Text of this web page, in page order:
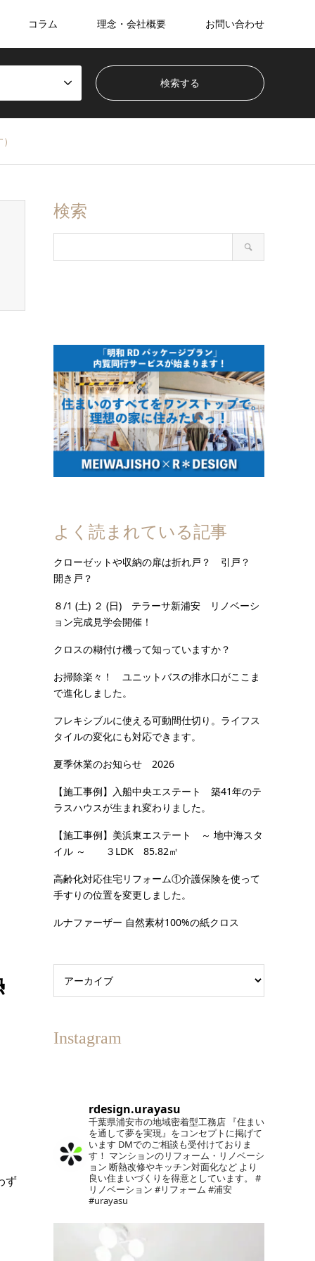
コラム 理念・会社概要 お問い合わせ
ず
検索
よく読まれている記事
クローゼットや収納の扉は折れ戸？ 引戸？
開き戸？
８/1 (土) ２ (日) テラーサ新浦安 リノベーシ
ョン完成見学会開催！
クロスの糊付け機って知っていますか？
お掃除楽々！ ユニットバスの排水口がここま
で進化しました。
フレキシブルに使える可動間仕切り。ライフス
タイルの変化にも対応できます。
夏季休業のお知らせ 2026
【施工事例】入船中央エステート 築41年のテ
ラスハウスが生まれ変わりました。
【施工事例】美浜東エステート ～ 地中海スタ
イル ～ ３LDK 85.82㎡
高齢化対応住宅リフォーム①介護保険を使って
手すりの位置を変更しました。
ルナファーザー 自然素材100%の紙クロス
Instagram
rdesign.urayasu
千葉県浦安市の地域密着型工務店 『住まい
を通して夢を実現』をコンセプトに掲げて
います DMでのご相談も受付けておりま
す！ マンションのリフォーム・リノベーシ
ョン 断熱改修やキッチン対面化など より
良い住まいづくりを得意としています。
#
リノベーション #リフォーム #浦安
#urayasu